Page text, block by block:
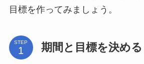
目標を作ってみましょう。
STEP 期間と目標を決める